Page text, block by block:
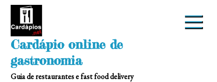
Skip
Cardápio online de
gastronomia
Guia de restaurantes e fast food delivery